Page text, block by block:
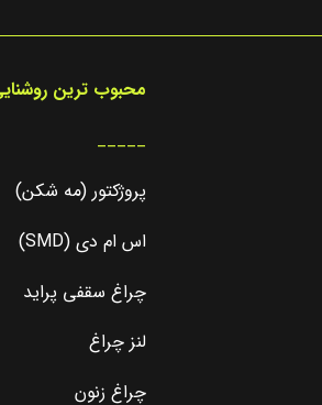
محبوب ترین
_____
پروژکتور (مه شکن)
اس ام دی (SMD)
چراغ سقفی پراید
لنز چراغ
چراغ زنون